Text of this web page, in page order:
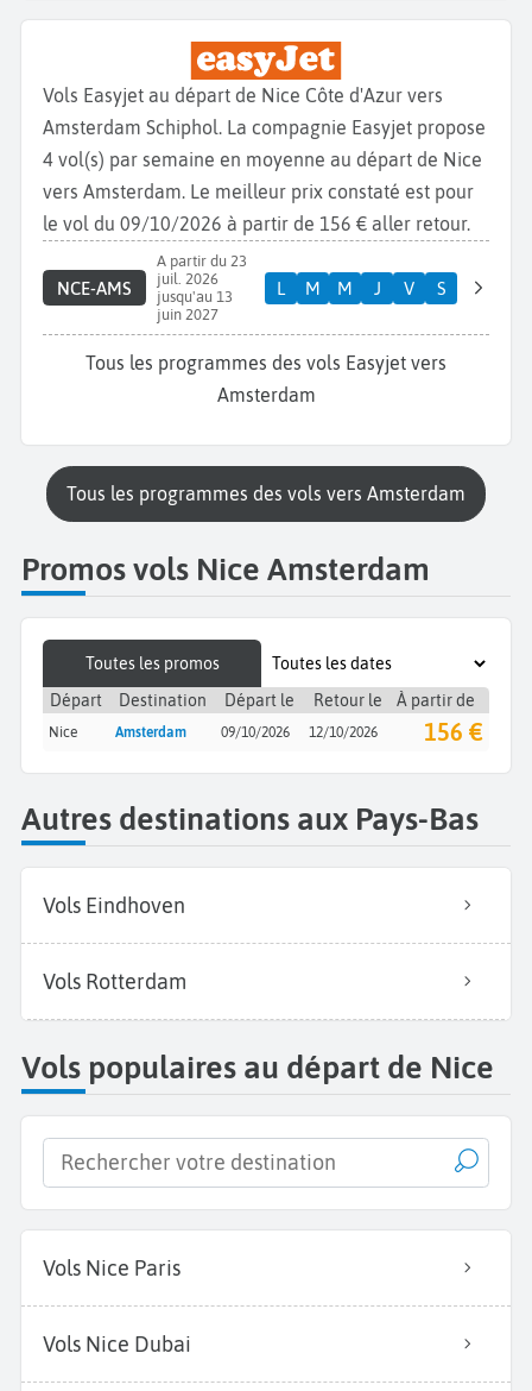
Vols Easyjet au départ de Nice Côte d'Azur vers
Amsterdam Schiphol. La compagnie Easyjet propose
4 vol(s) par semaine en moyenne au départ de Nice
vers Amsterdam. Le meilleur prix constaté est pour
le vol du 09/10/2026 à partir de 156 € aller retour.
NCE-AMS
A partir du 23
juil. 2026
jusqu'au 13
juin 2027
L M M J V S
Tous les programmes des vols Easyjet vers
Amsterdam
Tous les programmes des vols vers Amsterdam
Promos vols Nice Amsterdam
Toutes les promos
Départ
Destination Départ le Retour le À partir de
Nice Amsterdam 09/10/2026 12/10/2026 156 €
Autres destinations aux Pays-Bas
Vols Eindhoven
Vols Rotterdam
Vols populaires au départ de Nice
Vols Nice Paris
Vols Nice Dubai